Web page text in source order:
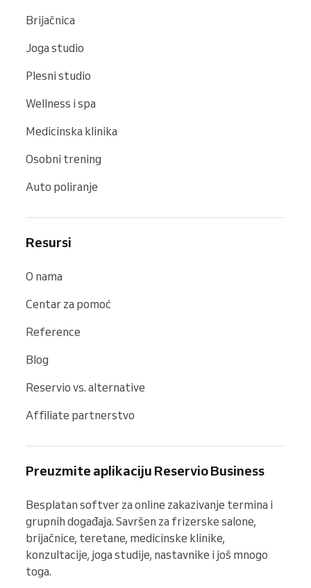
Brijačnica
Joga studio
Plesni studio
Wellness i spa
Medicinska klinika
Osobni trening
Auto poliranje
Resursi
O nama
Centar za pomoć
Reference
Blog
Reservio vs. alternative
Affiliate partnerstvo
Preuzmite aplikaciju Reservio Business
Besplatan softver za online zakazivanje termina i
grupnih događaja. Savršen za frizerske salone,
brijačnice, teretane, medicinske klinike,
konzultacije, joga studije, nastavnike i još mnogo
toga.